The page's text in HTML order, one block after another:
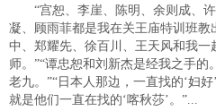
“宫恕、李崖、陈明、余则成、
凝、顾雨菲都是我在关王庙特训班教
中、郑耀先、徐百川、王天风和我一
师。”“谭忠恕和刘新杰是经我之手的
老九。”“日本人那边，一直找的‘妇
就是他们一直在找的‘喀秋莎’。”...